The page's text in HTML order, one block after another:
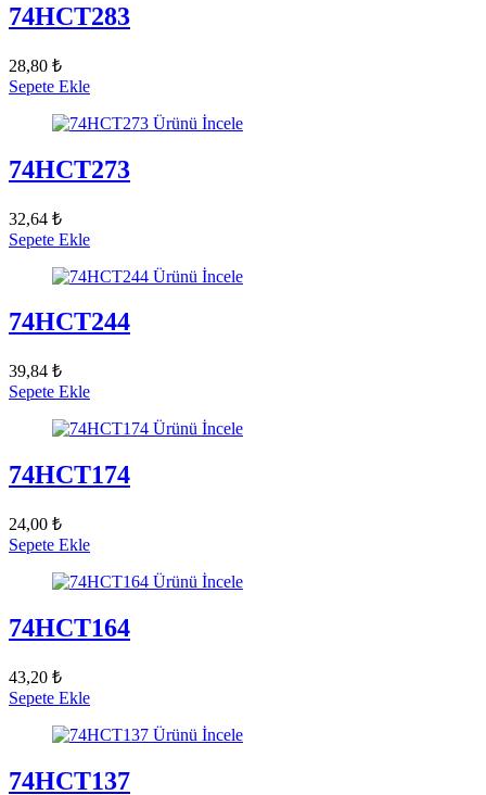
74HCT283
28,80 ₺
Sepete Ekle
Ürünü İncele
74HCT273
32,64 ₺
Sepete Ekle
Ürünü İncele
74HCT244
39,84 ₺
Sepete Ekle
Ürünü İncele
74HCT174
24,00 ₺
Sepete Ekle
Ürünü İncele
74HCT164
43,20 ₺
Sepete Ekle
Ürünü İncele
74HCT137